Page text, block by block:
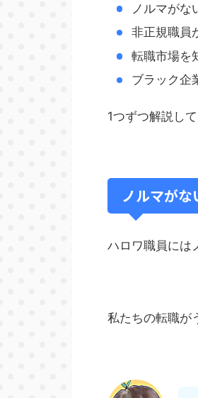
ノルマがな
非正規職員
転職市場を
ブラック企
1つずつ解説して
ノルマがな
ハロワ職員には
私たちの転職が